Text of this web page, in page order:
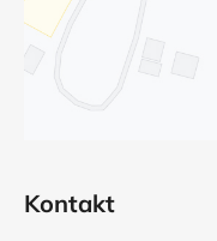
Kontakt